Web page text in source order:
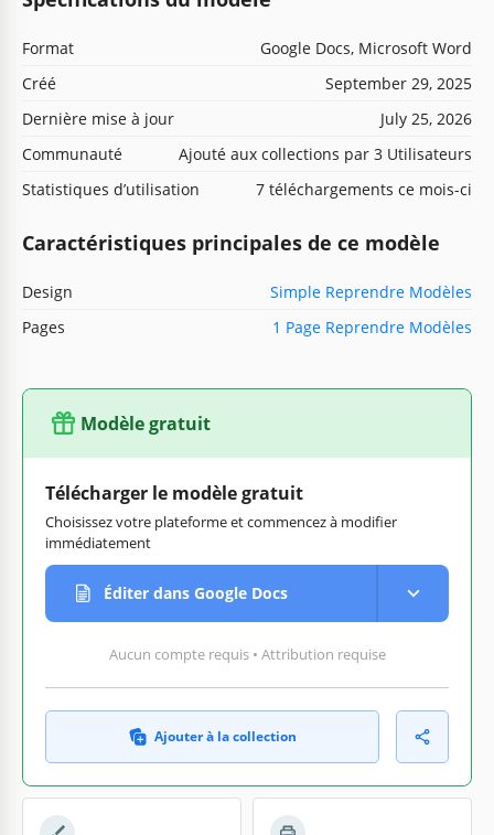
Format
Google Docs, Microsoft Word
Créé
September 29, 2025
Dernière mise à jour
July 25, 2026
Communauté
Ajouté aux collections par 3 Utilisateurs
Statistiques d’utilisation
7 téléchargements ce mois-ci
Caractéristiques principales de ce modèle
Design
Simple Reprendre Modèles
Pages
1 Page Reprendre Modèles
Modèle gratuit
Télécharger le modèle gratuit
Choisissez votre plateforme et commencez à modifier
immédiatement
Éditer dans Google Docs
Aucun compte requis • Attribution requise
Ajouter à la collection